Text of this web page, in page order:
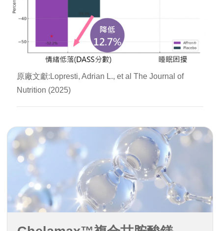
原廠文獻:Lopresti, Adrian L., et al The Journal of
Nutrition (2025)